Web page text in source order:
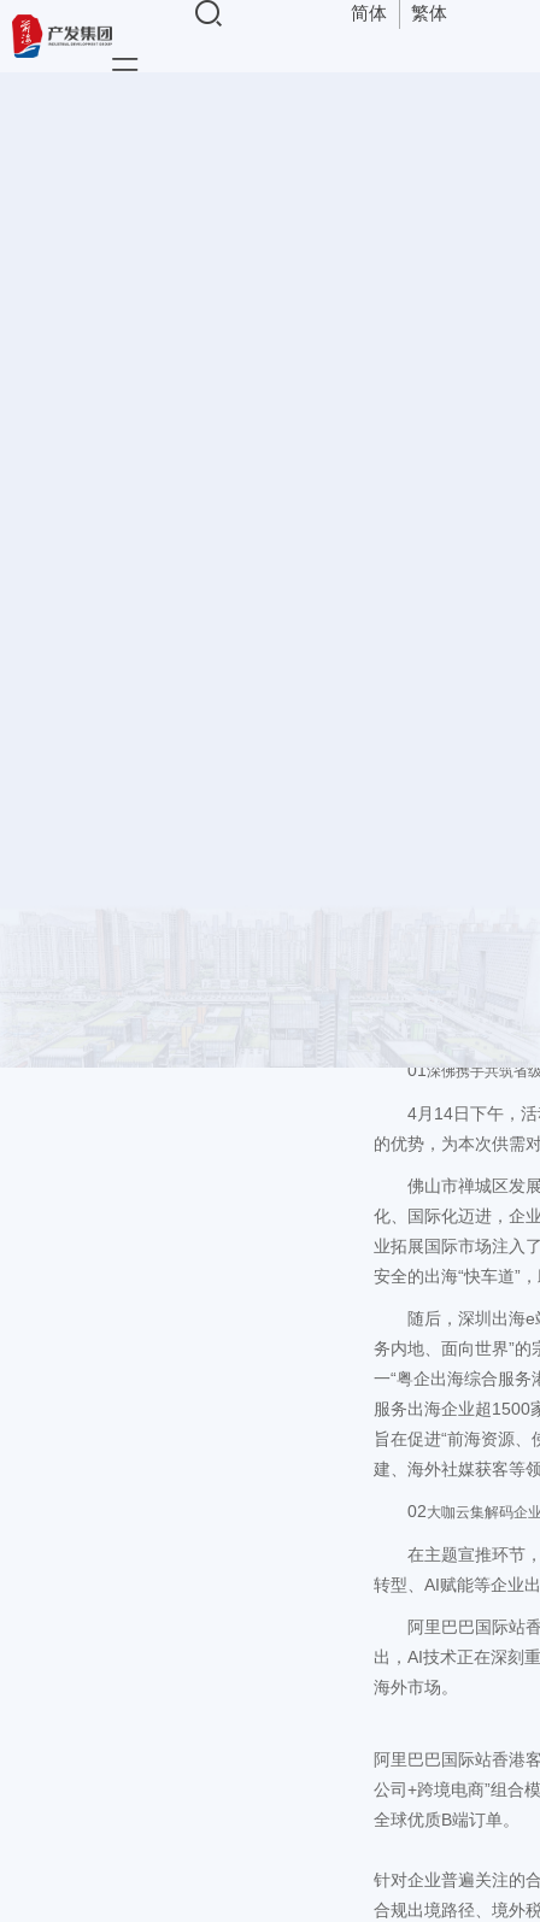
简体 繁体
01 深佛携手共筑省
4月14日下午，
的优势，为本次供需
佛山市禅城区发
化、国际化迈进，企
业拓展国际市场注入
安全的出海“快车道”
随后，深圳出海
务内地、面向世界”
一“粤企出海综合服
服务出海企业超1500
旨在促进“前海资源
建、海外社媒获客等
02大咖云集解码企
在主题宣推环节
转型、AI赋能等企业
阿里巴巴国际站
出，AI技术正在深刻
海外市场。
阿里巴巴国际站香港
公司+跨境电商”组合
全球优质B端订单。
针对企业普遍关注的
合规出境路径、境外